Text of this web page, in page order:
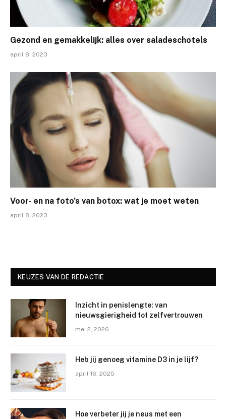
Gezond en gemakkelijk: alles over saladeschotels
april 8, 2023
Voor- en na foto’s van botox: wat je moet weten
april 8, 2023
KEUZES VAN DE REDACTIE
Inzicht in penislengte: van
nieuwsgierigheid tot zelfvertrouwen
mei 2, 2026
Heb jij genoeg vitamine D3 in je lijf?
april 16, 2025
Hoe verbeter jij je neus met een